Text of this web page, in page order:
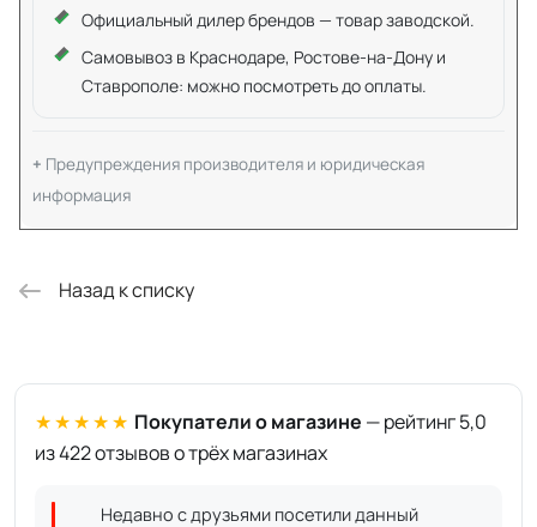
Официальный дилер брендов — товар заводской.
Самовывоз в Краснодаре, Ростове-на-Дону и
Ставрополе: можно посмотреть до оплаты.
Предупреждения производителя и юридическая
информация
Назад к списку
★★★★★ Покупатели о магазине — рейтинг 5,0
из 422 отзывов о трёх магазинах
Недавно с друзьями посетили данный